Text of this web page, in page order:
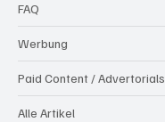
FAQ
Werbung
Paid Content / Advertorials
Alle Artikel